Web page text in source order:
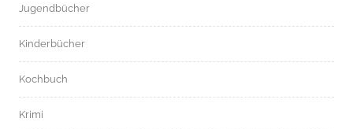
Jugendbücher
Kinderbücher
Kochbuch
Krimi